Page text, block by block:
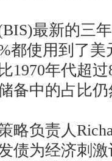
最新的三年
都使用到了
1970年代超
备中的占比
负责人
债为经济刺